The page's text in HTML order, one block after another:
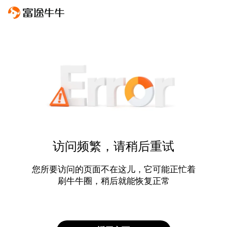
访问频繁，请稍后重试
您所要访问的页面不在这儿，它可能正忙着
刷牛牛圈，稍后就能恢复正常